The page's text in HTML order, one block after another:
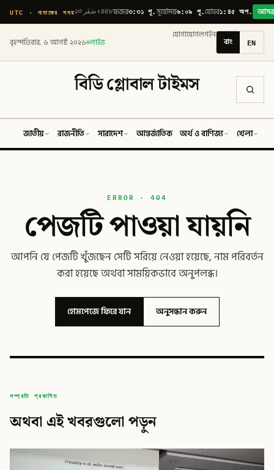
UTC · নামাজের সময় ২৩ صَفَر ১৪৪৮ফজর৩:৩১ পূ.সূর্যোদয়৬:০৯ পূ.যোহর১:৪৫ অপ. আসর
বৃহস্পতিবার, ৬ আগস্ট ২০২৬ লাইভ
যোগাযোগলগইন
বাং EN
বিডি গ্লোবাল টাইমস
জাতীয় রাজনীতি সারাদেশ আন্তর্জাতিক অর্থ ও বাণিজ্য খেলা
ERROR · 404
পেজটি পাওয়া যায়নি
আপনি যে পেজটি খুঁজছেন সেটি সরিয়ে নেওয়া হয়েছে, নাম পরিবর্তন
করা হয়েছে অথবা সাময়িকভাবে অনুপলব্ধ।
হোমপেজে ফিরে যান অনুসন্ধান করুন
সম্প্রতি প্রকাশিত
অথবা এই খবরগুলো পড়ুন